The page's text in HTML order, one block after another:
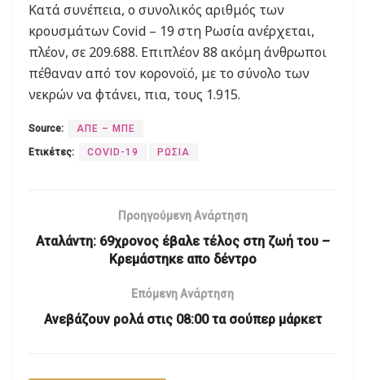
Κατά συνέπεια, ο συνολικός αριθμός των
κρουσμάτων Covid – 19 στη Ρωσία ανέρχεται,
πλέον, σε 209.688. Επιπλέον 88 ακόμη άνθρωποι
πέθαναν από τον κορονοϊό, με το σύνολο των
νεκρών να φτάνει, πια, τους 1.915.
Source: ΑΠΕ – ΜΠΕ
Ετικέτες: COVID-19 ΡΩΣΙΑ
Προηγούμενη Ανάρτηση
Αταλάντη: 69χρονος έβαλε τέλος στη ζωή του –
Κρεμάστηκε απο δέντρο
Επόμενη Ανάρτηση
Ανεβάζουν ρολά στις 08:00 τα σούπερ μάρκετ